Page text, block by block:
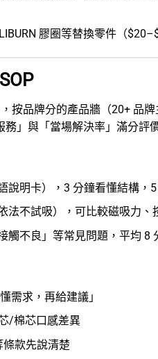
膠圈等替換零件（
按品牌分的產品牆（20+ 品
」與「當場解決率」滿分評
說明卡），3 分鐘看懂結構，
法不試吸），可比較磁吸力、
觸不良」等常見問題，平均 8
需求，再給建議」
/棉芯口感差異
條款先說清楚